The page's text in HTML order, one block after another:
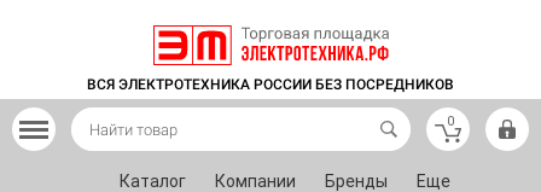
ВСЯ ЭЛЕКТРОТЕХНИКА РОССИИ БЕЗ ПОСРЕДНИКОВ
0
Каталог Компании Бренды Еще